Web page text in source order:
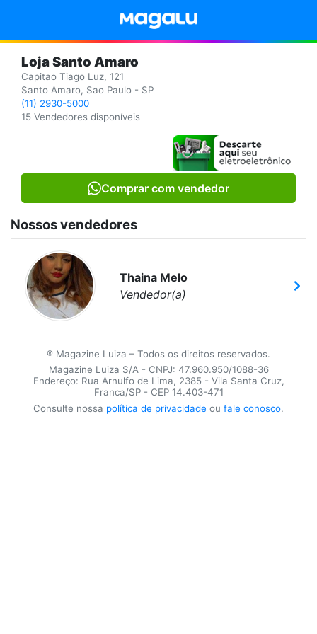
Loja Santo Amaro
Capitao Tiago Luz, 121
Santo Amaro, Sao Paulo - SP
(11) 2930-5000
15 Vendedores disponíveis
Comprar com vendedor
Nossos vendedores
Thaina Melo
Vendedor(a)
® Magazine Luiza – Todos os direitos reservados.
Magazine Luiza S/A - CNPJ: 47.960.950/1088-36
Endereço: Rua Arnulfo de Lima, 2385 - Vila Santa Cruz,
Franca/SP - CEP 14.403-471
Consulte nossa política de privacidade ou fale conosco.